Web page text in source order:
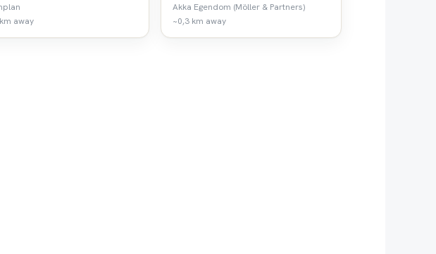
away
Akka Egendom (Möller & Partners)
~0,3 km away